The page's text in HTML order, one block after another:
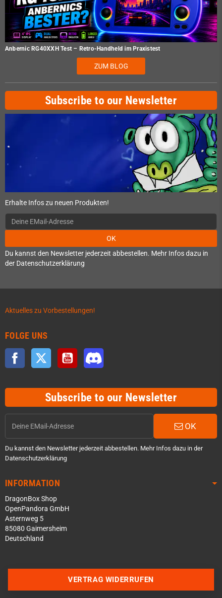
Anbernic RG40XXH Test – Retro-Handheld im Praxistest
ZUM BLOG
Subscribe to our Newsletter
Erhalte Infos zu neuen Produkten!
OK
Du kannst den Newsletter jederzeit abbestellen. Mehr Infos dazu in
der Datenschutzerklärung
Aktuelles zu Vorbestellungen!
FOLGE UNS
Facebook Twitter YouTube
Subscribe to our Newsletter
OK
Du kannst den Newsletter jederzeit abbestellen. Mehr Infos dazu in der
Datenschutzerklärung
INFORMATION
DragonBox Shop
OpenPandora GmbH
Asternweg 5
85080 Gaimersheim
Deutschland
VERTRAG WIDERRUFEN